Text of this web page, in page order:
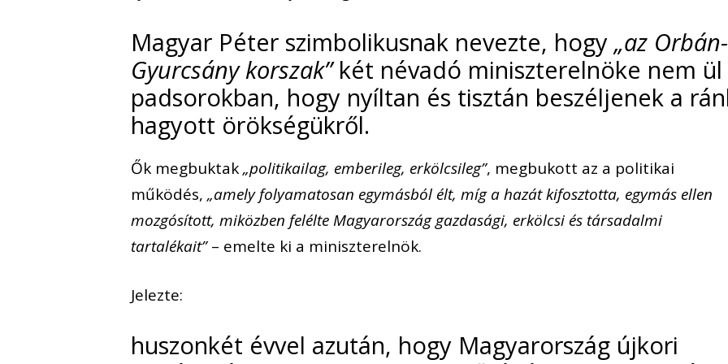
Magyar Péter szimbolikusnak nevezte, hogy „az Orbán-
Gyurcsány korszak”két névadó miniszterelnöke nem ül
padsorokban, hogy nyíltan és tisztán beszéljenek a
hagyott örökségükről.
Ők megbuktak„politikailag, emberileg, erkölcsileg”, megbukott az a politikai
működés,„amely folyamatosan egymásból élt, míg a hazát kifosztotta, egymás ellen
mozgósított, miközben felélte Magyarország gazdasági, erkölcsi és társadalmi
tartalékait”– emelte ki a miniszterelnök.
Jelezte:
huszonkét évvel azután, hogy Magyarország újkori